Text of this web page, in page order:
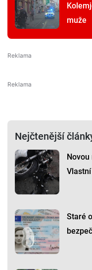
muže
Nejčtenější
Staré